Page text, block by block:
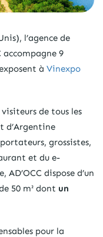
l’agence de
accompagne 9
à Vinexpo
de tous les
d’Argentine
grossistes,
et du e-
dispose d’un
50 m² dont un
pour la